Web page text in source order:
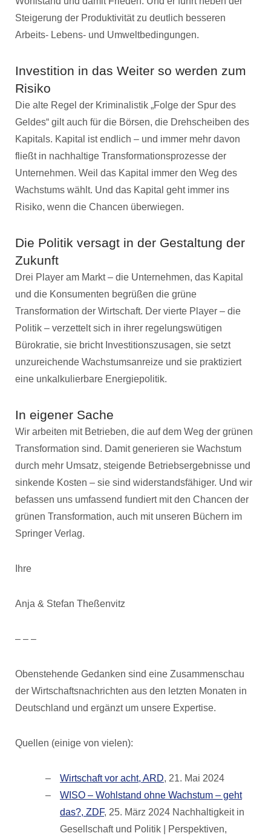
Steigerung der Produktivität zu deutlich besseren
Arbeits- Lebens- und Umweltbedingungen.
Investition in das Weiter so werden zum
Risiko
Die alte Regel der Kriminalistik „Folge der Spur des
Geldes“ gilt auch für die Börsen, die Drehscheiben des
Kapitals. Kapital ist endlich – und immer mehr davon
fließt in nachhaltige Transformationsprozesse der
Unternehmen. Weil das Kapital immer den Weg des
Wachstums wählt. Und das Kapital geht immer ins
Risiko, wenn die Chancen überwiegen.
Die Politik versagt in der Gestaltung der
Zukunft
Drei Player am Markt – die Unternehmen, das Kapital
und die Konsumenten begrüßen die grüne
Transformation der Wirtschaft. Der vierte Player – die
Politik – verzettelt sich in ihrer regelungswütigen
Bürokratie, sie bricht Investitionszusagen, sie setzt
unzureichende Wachstumsanreize und sie praktiziert
eine unkalkulierbare Energiepolitik.
In eigener Sache
Wir arbeiten mit Betrieben, die auf dem Weg der grünen
Transformation sind. Damit generieren sie Wachstum
durch mehr Umsatz, steigende Betriebsergebnisse und
sinkende Kosten – sie sind widerstandsfähiger. Und wir
befassen uns umfassend fundiert mit den Chancen der
grünen Transformation, auch mit unseren Büchern im
Springer Verlag.
Ihre
Anja & Stefan Theßenvitz
– – –
Obenstehende Gedanken sind eine Zusammenschau
der Wirtschaftsnachrichten aus den letzten Monaten in
Deutschland und ergänzt um unsere Expertise.
Quellen (einige von vielen):
Wirtschaft vor acht, ARD, 21. Mai 2024
WISO – Wohlstand ohne Wachstum – geht
das?, ZDF, 25. März 2024 Nachhaltigkeit in
Gesellschaft und Politik | Perspektiven,